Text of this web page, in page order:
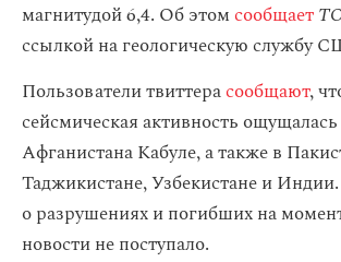
магнитудой 6,4. Об этомсообщает
ссылкой на геологическую службу
Пользователи твиттерасообщают,
сейсмическая активность
Афганистана Кабуле, а также в
Таджикистане, Узбекистане и
о разрушениях и погибших на
новости не поступало.